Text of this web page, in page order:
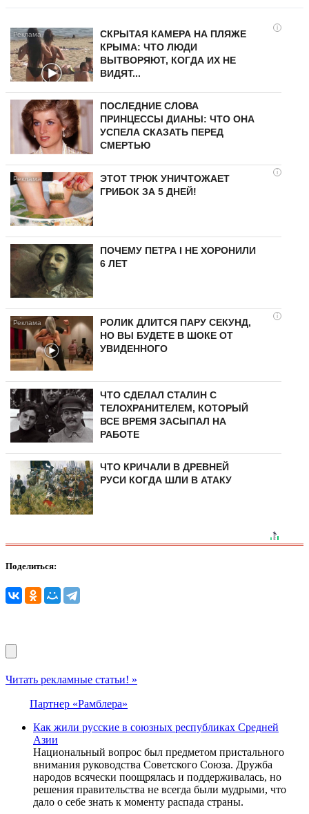
i
СКРЫТАЯ КАМЕРА НА ПЛЯЖЕ
КРЫМА: ЧТО ЛЮДИ
ВЫТВОРЯЮТ, КОГДА ИХ НЕ
ВИДЯТ...
ПОСЛЕДНИЕ СЛОВА
ПРИНЦЕССЫ ДИАНЫ: ЧТО ОНА
УСПЕЛА СКАЗАТЬ ПЕРЕД
СМЕРТЬЮ
i
ЭТОТ ТРЮК УНИЧТОЖАЕТ
ГРИБОК ЗА 5 ДНЕЙ!
ПОЧЕМУ ПЕТРА I НЕ ХОРОНИЛИ
6 ЛЕТ
i
РОЛИК ДЛИТСЯ ПАРУ СЕКУНД,
НО ВЫ БУДЕТЕ В ШОКЕ ОТ
УВИДЕННОГО
ЧТО СДЕЛАЛ СТАЛИН С
ТЕЛОХРАНИТЕЛЕМ, КОТОРЫЙ
ВСЕ ВРЕМЯ ЗАСЫПАЛ НА
РАБОТЕ
ЧТО КРИЧАЛИ В ДРЕВНЕЙ
РУСИ КОГДА ШЛИ В АТАКУ
Поделиться:
Читать рекламные статьи! »
Партнер «Рамблера»
Как жили русские в союзных республиках Средней
Азии
Национальный вопрос был предметом пристального
внимания руководства Советского Союза. Дружба
народов всячески поощрялась и поддерживалась, но
решения правительства не всегда были мудрыми, что
дало о себе знать к моменту распада страны.